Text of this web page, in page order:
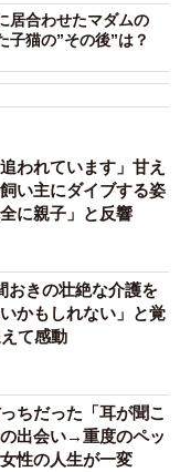
の人馴れ訓練
人馴れ訓練に用い
を使ってスキンシ
人間の手をひどく
た。
合わせたマダムの
猫の”その後”は？
われています」甘え
い主にダイブする姿
に親子」と反響
おきの壮絶な介護を
かもしれない」と覚
て感動
ちだった「耳が聞こ
出会い→重度のペッ
性の人生が一変